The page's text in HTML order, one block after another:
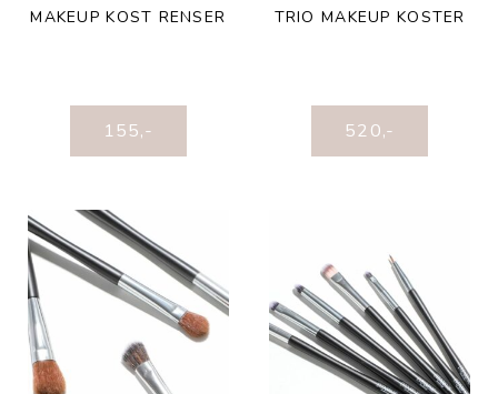
MAKEUP KOST RENSER
155,-
TRIO MAKEUP KOSTER
520,-